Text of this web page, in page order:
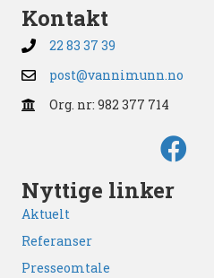
Kontakt
22 83 37 39
post@vannimunn.no
Org. nr: 982 377 714
Nyttige linker
Aktuelt
Referanser
Presseomtale